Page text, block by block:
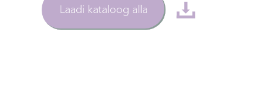
Laadi kataloog alla